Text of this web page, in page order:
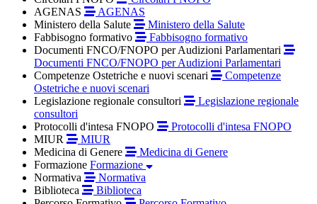
AGENAS
AGENAS
Ministero della Salute
Ministero della Salute
Fabbisogno formativo
Fabbisogno formativo
Documenti FNCO/FNOPO per Audizioni Parlamentari
Documenti FNCO/FNOPO per Audizioni Parlamentari
Competenze Ostetriche e nuovi scenari
Competenze
Ostetriche e nuovi scenari
Legislazione regionale consultori
Legislazione regionale
consultori
Protocolli d'intesa FNOPO
Protocolli d'intesa FNOPO
MIUR
MIUR
Medicina di Genere
Medicina di Genere
Formazione Formazione
Normativa
Normativa
Biblioteca
Biblioteca